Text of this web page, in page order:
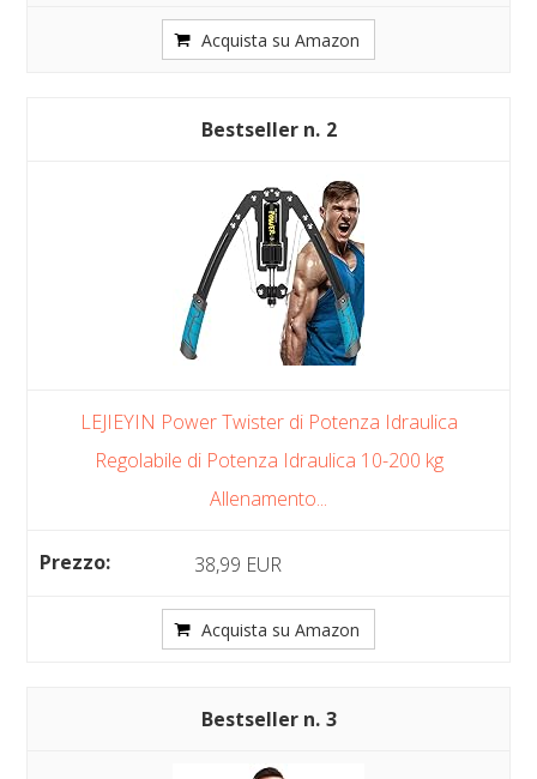
Acquista su Amazon
2
LEJIEYIN Power Twister di Potenza Idraulica
Regolabile di Potenza Idraulica 10-200 kg
Allenamento...
38,99 EUR
Acquista su Amazon
3